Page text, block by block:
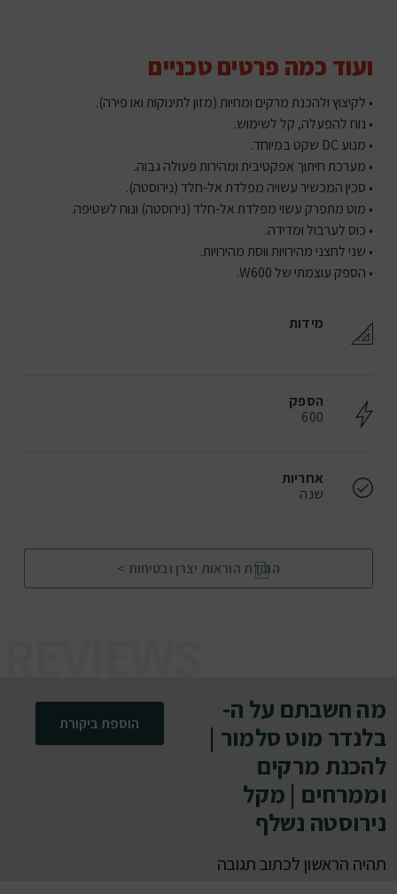
ועוד כמה פרטים טכניים
• לקיצוץ ולהכנת מרקים ומחיות (מזון לתינוקות ואו פירה).
• נוח להפעלה, קל לשימוש.
• מנוע DC שקט במיוחד.
• מערכת חיתוך אפקטיבית ומהירות פעולה גבוה.
• סכין המכשיר עשויה מפלדת אל-חלד (נירוסטה).
• מוט מתפרק עשוי מפלדת אל-חלד (נירוסטה) ונוח לשטיפה.
• כוס לערבול ומדידה.
• שני לחצני מהירויות ווסת מהירויות.
• הספק עוצמתי של W600.
מידות
הספק
600
אחריות
שנה
הורדת הוראות יצרן ובטיחות >
מה חשבתם על ה-
בלנדר מוט סלמור |
להכנת מרקים
וממרחים | מקל
נירוסטה נשלף
תהיה הראשון לכתוב תגובה
הוספת ביקורת